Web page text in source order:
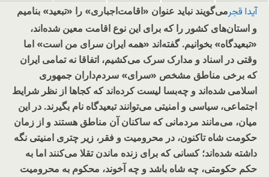
آیدا قجرمی‌گویند نباید عنوان «اقامت‌اجباری» را «تبعید» بنامیم
و استان‌های کشور را که برای این نوع اقامت معین شده‌اند،
«تبعیدگاه» بخوانیم. گفته‌اند «همه ایران سرای من است» اما
وقتی در اسناد و مدارک سرک می‌کشیم، اتفاقا نه تمامی ایران
که برخی مناطق مشخص «سرای» سردم‌داران جمهوری
اسلامی شده‌اند و چه‌بسا لیست کرده‌اند که کجاها از نظر شرایط
اجتماعی، سیاسی و امنیتی می‌توانند تبعیدگاه نام بگیرند. در این
میان، می‌مانند مردمانی که ساکنان آن مناطق هستند و از زمان
حکومت شاه تاکنون، در محرومیت و فقر، زیر چتری امنیتی نگه
داشته‌ شده‌اند؛ کسانی که برای زنده ماندن تقلا می‌کنند اما به
حکم حکومتی، چه شاه باشد و چه آخوند، محکوم به محرومیت‌